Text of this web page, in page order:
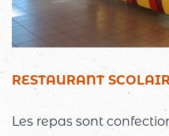
RESTAURANT
Les repas sont